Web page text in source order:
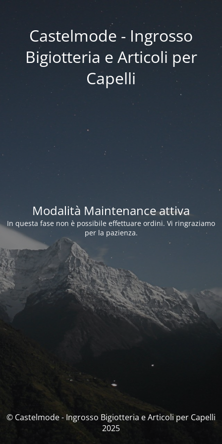
Castelmode - Ingrosso
Bigiotteria e Articoli per
Capelli
Modalità Maintenance attiva
In questa fase non è possibile effettuare ordini. Vi ringraziamo
per la pazienza.
© Castelmode - Ingrosso Bigiotteria e Articoli per Capelli
2025